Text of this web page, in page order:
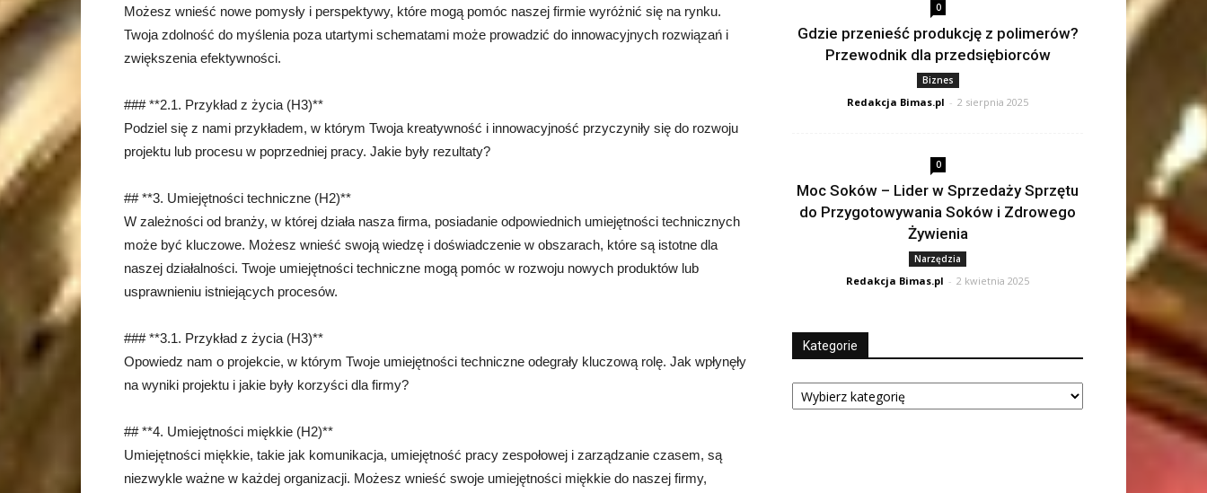
Możesz wnieść nowe pomysły i perspektywy, które mogą pomóc naszej firmie wyróżnić się na rynku.
Twoja zdolność do myślenia poza utartymi schematami może prowadzić do innowacyjnych rozwiązań i
zwiększenia efektywności.
### **2.1. Przykład z życia (H3)**
Podziel się z nami przykładem, w którym Twoja kreatywność i innowacyjność przyczyniły się do rozwoju
projektu lub procesu w poprzedniej pracy. Jakie były rezultaty?
## **3. Umiejętności techniczne (H2)**
W zależności od branży, w której działa nasza firma, posiadanie odpowiednich umiejętności technicznych
może być kluczowe. Możesz wnieść swoją wiedzę i doświadczenie w obszarach, które są istotne dla
naszej działalności. Twoje umiejętności techniczne mogą pomóc w rozwoju nowych produktów lub
usprawnieniu istniejących procesów.
### **3.1. Przykład z życia (H3)**
Opowiedz nam o projekcie, w którym Twoje umiejętności techniczne odegrały kluczową rolę. Jak wpłynęły
na wyniki projektu i jakie były korzyści dla firmy?
## **4. Umiejętności miękkie (H2)**
Umiejętności miękkie, takie jak komunikacja, umiejętność pracy zespołowej i zarządzanie czasem, są
niezwykle ważne w każdej organizacji. Możesz wnieść swoje umiejętności miękkie do naszej firmy,
0
Gdzie przenieść produkcję z polimerów?
Przewodnik dla przedsiębiorców
Biznes
Redakcja Bimas.pl - 2 sierpnia 2025
0
Moc Soków – Lider w Sprzedaży Sprzętu
do Przygotowywania Soków i Zdrowego
Żywienia
Narzędzia
Redakcja Bimas.pl - 2 kwietnia 2025
Kategorie
Kategorie